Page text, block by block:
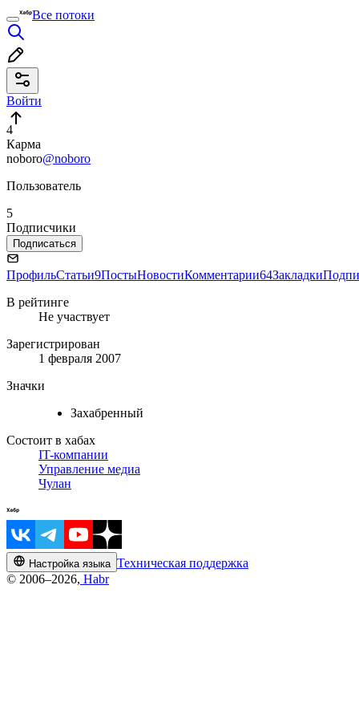
Все потоки
Войти
4
Карма
noboro@noboro
Пользователь
5
Подписчики
Подписаться
ПрофильСтатьи9ПостыНовостиКомментарии64Закладки
В рейтинге
Не участвует
Зарегистрирован
1 февраля 2007
Значки
Захабренный
Состоит в хабах
IT-компании
Управление медиа
Чулан
Настройка языка Техническая поддержка
© 2006–2026, Habr